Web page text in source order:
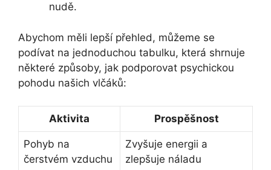
nudě.
Abychom měli lepší přehled, můžeme se
podívat na jednoduchou tabulku, která shrnuje
některé způsoby, jak podporovat psychickou
pohodu našich vlčáků:
Aktivita Prospěšnost
Pohyb na
čerstvém vzduchu
Zvyšuje energii a
zlepšuje náladu